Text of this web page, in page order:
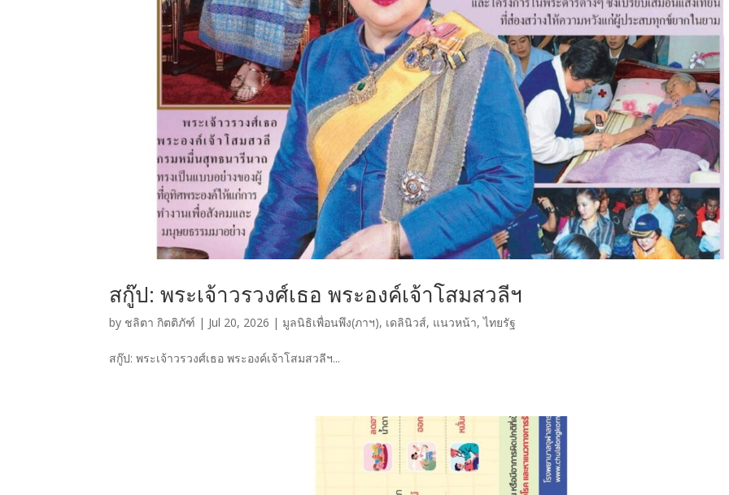
สกู๊ป: พระเจ้าวรวงศ์เธอ พระองค์เจ้าโสมสวลีฯ
by ชลิตา กิตติภัฑ์ | Jul 20, 2026 | มูลนิธิเพื่อนพึง(ภาฯ), เดลินิวส์, แนวหน้า,ไทยรัฐ
สกู๊ป: พระเจ้าวรวงศ์เธอ พระองค์เจ้าโสมสวลีฯ...